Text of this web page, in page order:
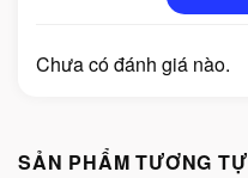
Chưa có đánh giá nào.
SẢN PHẨM TƯƠNG TỰ